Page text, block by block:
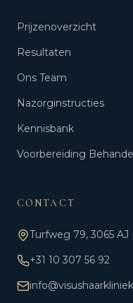
Prijzenoverzicht
Resultaten
Ons Team
Nazorginstructies
Kennisbank
Voorbereiding
CONTACT
Turfweg 79, 3065
+31 10 307 56 92